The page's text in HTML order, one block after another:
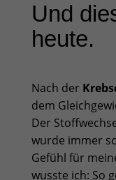
Und
heute.
Nach der
dem
Der
wurde immer
Gefühl für
wusste ich: So